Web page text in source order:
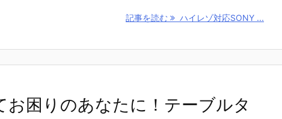
記事を読む ハイレゾ対応SONY ...
お困りのあなたに！テーブルタ